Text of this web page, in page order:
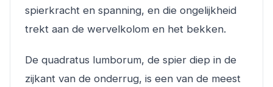
spierkracht en spanning, en die ongelijkheid
trekt aan de wervelkolom en het bekken.
De quadratus lumborum, de spier diep in de
zijkant van de onderrug, is een van de meest